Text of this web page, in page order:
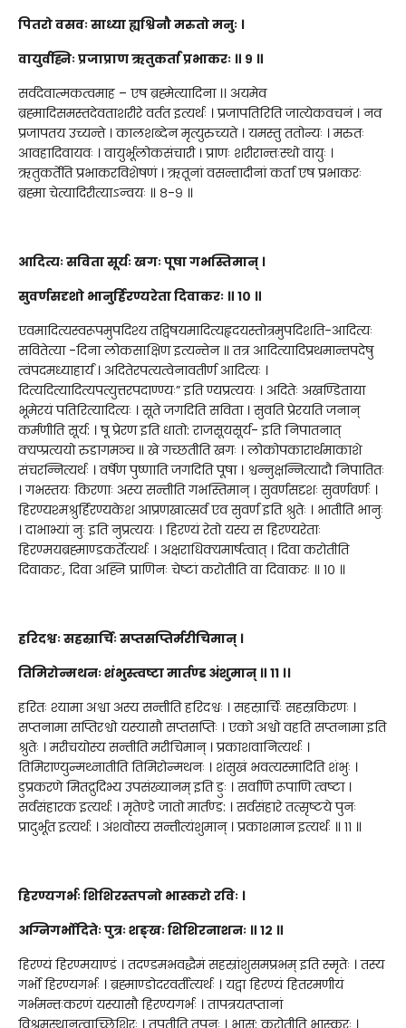
पितरो वसवः साध्या ह्यश्विनौ मरुतो मनुः ।
वायुर्वह्निः प्रजाप्राण ऋतुकर्ता प्रभाकरः ॥ ९ ॥
सर्वदेवात्मकत्वमाह – एष ब्रह्मेत्यादिना ।। अयमेव
ब्रह्मादिसमस्तदेवताशरीरे वर्तत इत्यर्थः । प्रजापतिरिति जात्येकवचनं । नव
प्रजापतय उच्यन्ते । कालशब्देन मृत्युरुच्यते । यमस्तु ततोन्यः । मरुतः
आवहादिवायवः । वायुर्भूलोकसंचारी । प्राणः शरीरान्तःस्थो वायुः ।
ऋतुकर्तेति प्रभाकरविशेषणं । ऋतूनां वसन्तादीनां कर्ता एष प्रभाकरः
ब्रह्मा चेत्यादिरीत्याऽन्वयः ॥ ८-९ ॥
आदित्यः सविता सूर्यः खगः पूषा गभस्तिमान् ।
सुवर्णसदृशो भानुर्हिरण्यरेता दिवाकरः ॥ १० ॥
एवमादित्यस्वरूपमुपदिश्य तद्विषयमादित्यहृदयस्तोत्रमुपदिशति-आदित्यः
सवितेत्या -दिना लोकसाक्षिण इत्यन्तेन ॥ तत्र आदित्यादिप्रथमान्तपदेषु
त्वंपदमध्याहार्यं । अदितेरपत्यत्वेनावतीर्ण आदित्यः ।
दित्यदित्यादित्यपत्युत्तरपदाण्ण्यः” इति ण्यप्रत्ययः । अदितेः अखण्डिताया
भूमेरयं पतिरित्यादित्यः । सूते जगदिति सविता । सुवति प्रेरयति जनान्
कर्मणीति सूर्य: । षू प्रेरण इति धातो: राजसूयसूर्य- इति निपातनात्
क्यप्प्रत्ययो रुडागमञ्च ॥ खे गच्छतीति खगः । लोकोपकारार्थमाकाशे
संचरन्नित्यर्थः । वर्षेण पुष्णाति जगदिति पूषा । श्वन्नुक्षन्नित्यादौ निपातितः
। गभस्तयः किरणाः अस्य सन्तीति गभस्तिमान् । सुवर्णसदृशः सुवर्णवर्णः ।
हिरण्यश्मश्रुर्हिरण्यकेश आप्रणखात्सर्व एव सुवर्ण इति श्रुतेः । भातीति भानुः
। दाभाभ्यां नुः इति नुप्रत्ययः । हिरण्यं रेतो यस्य स हिरण्यरेताः
हिरण्मयब्रह्माण्डकर्तेत्यर्थः । अक्षराधिक्यमार्षत्वात् । दिवा करोतीति
दिवाकरः, दिवा अह्नि प्राणिनः चेष्टां करोतीति वा दिवाकरः ॥ १० ॥
हरिदश्वः सहस्रार्चिः सप्तसप्तिर्मरीचिमान् ।
तिमिरोन्मथनः शंभुस्त्वष्टा मार्तण्ड अंशुमान् ॥ ११ ।।
हरितः श्यामा अश्वा अस्य सन्तीति हरिदश्वः । सहस्रार्चिः सहस्रकिरणः ।
सप्तनामा सप्तिरश्वो यस्यासौ सप्तसप्तिः । एको अश्वो वहति सप्तनामा इति
श्रुतेः । मरीचयोस्य सन्तीति मरीचिमान् । प्रकाशवानित्यर्थः ।
तिमिराण्युन्मथ्नातीति तिमिरोन्मथनः । शंसुखं भवत्यस्मादिति शंभुः ।
डुप्रकरणे मितद्रुदिभ्य उपसंख्यानम् इति डुः । सर्वाणि रूपाणि त्वष्टा ।
सर्वसंहारक इत्यर्थ: । मृतेण्डे जातो मार्तण्ड: । सर्वसंहारे तत्सृष्टये पुनः
प्रादुर्भूत इत्यर्थ: । अंशवोस्य सन्तीत्यंशुमान् । प्रकाशमान इत्यर्थः ॥ ११ ॥
हिरण्यगर्भः शिशिरस्तपनो भास्करो रविः ।
अग्निगर्भोदितेः पुत्रः शङ्खः शिशिरनाशनः ॥ १२ ॥
हिरण्यं हिरण्मयाण्डं । तदण्डमभवद्धैमं सहस्रांशुसमप्रभम् इति स्मृतेः । तस्य
गर्भो हिरण्यगर्भः । ब्रह्माण्डोदरवर्तीत्यर्थः । यद्वा हिरण्यं हितरमणीयं
गर्भमन्तःकरणं यस्यासौ हिरण्यगर्भः । तापत्रयतप्तानां
विश्रमस्थानत्वाच्छिशिरः । तपतीति तपनः । भास: करोतीति भास्करः ।